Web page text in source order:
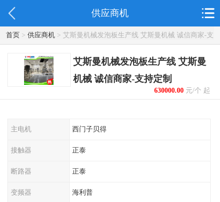
供应商机
首页> 供应商机> 艾斯曼机械发泡板生产线 艾斯曼机械 诚信商家-支
持定制
艾斯曼机械发泡板生产线 艾斯曼
机械 诚信商家-支持定制
630000.00元/个 起
主电机 西门子贝得
接触器 正泰
断路器 正泰
变频器 海利普